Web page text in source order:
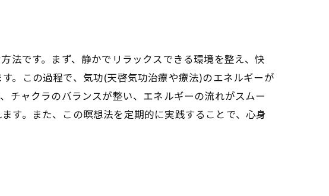
法です。まず、静かでリラックスできる環境を整え、快
。この過程で、気功(天啓気功治療や療法)のエネルギーが
チャクラのバランスが整い、エネルギーの流れがスムー
す。また、この瞑想法を定期的に実践することで、心身